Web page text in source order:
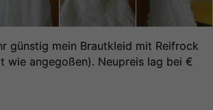
günstig mein Brautkleid mit Reifrock
wie angegoßen). Neupreis lag bei €